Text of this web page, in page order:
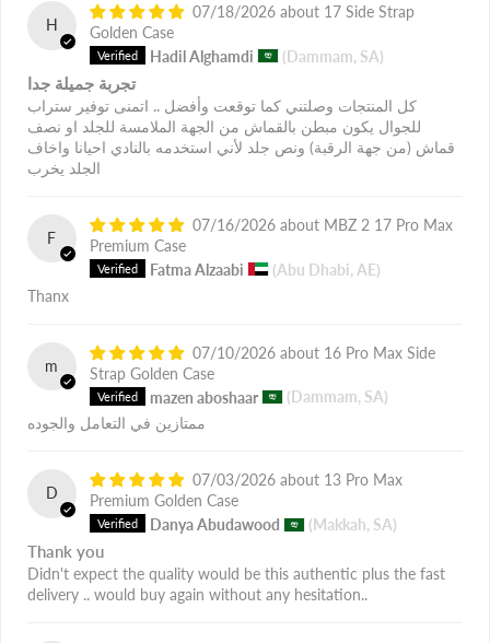
H
07/18/2026
17 Side Strap
Golden Case
Hadil Alghamdi
(Dammam, SA)
تجربة جميلة جدا
كل المنتجات وصلتني كما توقعت وأفضل .. اتمنى توفير ستراب
للجوال يكون مبطن بالقماش من الجهة الملامسة للجلد او نصف
قماش (من جهة الرقبة) ونص جلد لأني استخدمه بالنادي احيانا واخاف
الجلد يخرب
F
07/16/2026
MBZ 2 17 Pro Max
Premium Case
Fatma Alzaabi
(Abu Dhabi, AE)
Thanx
m
07/10/2026
16 Pro Max Side
Strap Golden Case
mazen aboshaar
(Dammam, SA)
ممتازين في التعامل والجوده
D
07/03/2026
13 Pro Max
Premium Golden Case
Danya Abudawood
(Makkah, SA)
Thank you
Didn't expect the quality would be this authentic plus the fast
delivery .. would buy again without any hesitation..